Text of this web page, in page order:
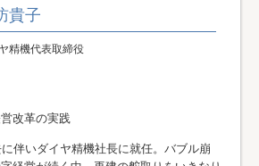
貴子
精機代表取締役
改革の実践
伴いダイヤ精機社長に就任。バブル崩